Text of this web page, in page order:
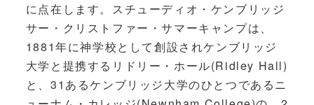
に点在します。スチューディオ・ケンブリッジ
サー・クリストファー・サマーキャンプは、
1881年に神学校として創設されケンブリッジ
大学と提携するリドリー・ホール(Ridley Hall)
と、31あるケンブリッジ大学のひとつであるニ